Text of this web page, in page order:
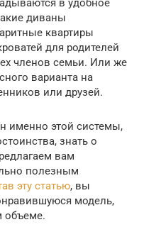
в удобное
диваны
квартиры
для родителей
членов семьи. Или же
варианта на
или друзей.
именно этой системы,
знать о
вам
полезным
эту статью, вы
модель,
объеме.